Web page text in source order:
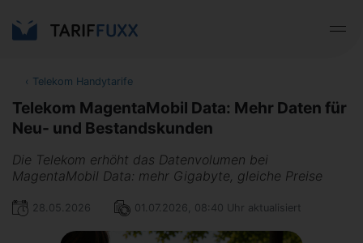
‹ Telekom Handytarife
Telekom MagentaMobil Data: Mehr Daten für
Neu- und Bestandskunden
Die Telekom erhöht das Datenvolumen bei
MagentaMobil Data: mehr Gigabyte, gleiche Preise
28.05.2026 01.07.2026, 08:40 Uhr aktualisiert